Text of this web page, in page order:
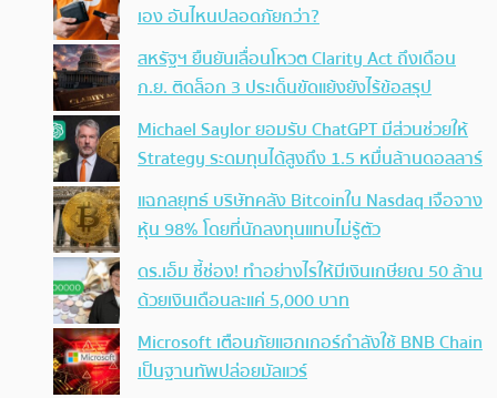
เอง อันไหนปลอดภัยกว่า?
สหรัฐฯ ยืนยันเลื่อนโหวต Clarity Act ถึงเดือน
ก.ย. ติดล็อก 3 ประเด็นขัดแย้งยังไร้ข้อสรุป
Michael Saylor ยอมรับ ChatGPT มีส่วนช่วยให้
Strategy ระดมทุนได้สูงถึง 1.5 หมื่นล้านดอลลาร์
แฉกลยุทธ์ บริษัทคลัง Bitcoinใน Nasdaq เจือจาง
หุ้น 98% โดยที่นักลงทุนแทบไม่รู้ตัว
ดร.เอ็ม ชี้ช่อง! ทำอย่างไรให้มีเงินเกษียณ 50 ล้าน
ด้วยเงินเดือนละแค่ 5,000 บาท
Microsoft เตือนภัยแฮกเกอร์กำลังใช้ BNB Chain
เป็นฐานทัพปล่อยมัลแวร์